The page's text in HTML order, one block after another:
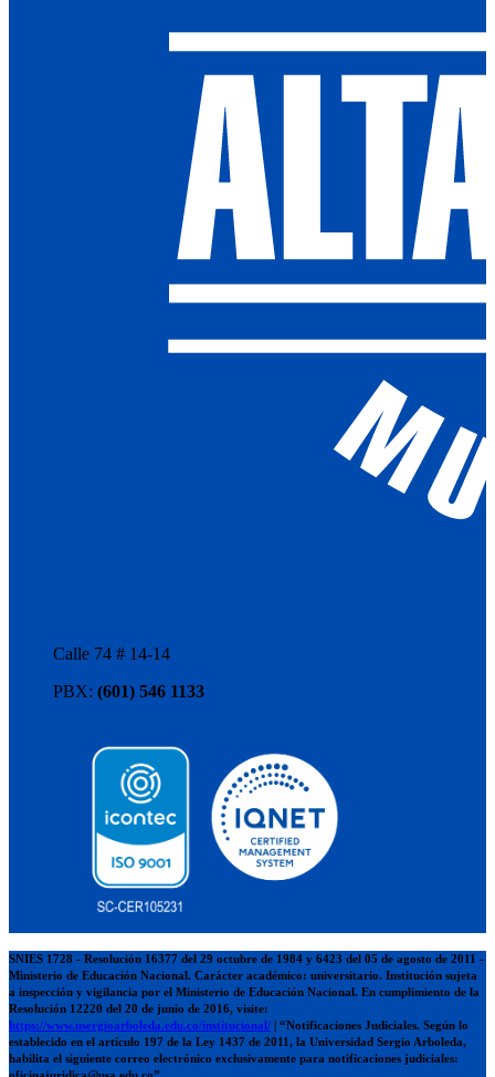
Calle 74 # 14-14
PBX: (601) 546 1133
SNIES 1728 - Resolución 16377 del 29 octubre de 1984 y 6423 del 05 de agosto de 2011 -
Ministerio de Educación Nacional. Carácter académico: universitario. Institución sujeta
a inspección y vigilancia por el Ministerio de Educación Nacional. En cumplimiento de la
Resolución 12220 del 20 de junio de 2016, visite:
https://www.usergioarboleda.edu.co/institucional/ | “Notificaciones Judiciales. Según lo
establecido en el artículo 197 de la Ley 1437 de 2011, la Universidad Sergio Arboleda,
habilita el siguiente correo electrónico exclusivamente para notificaciones judiciales: